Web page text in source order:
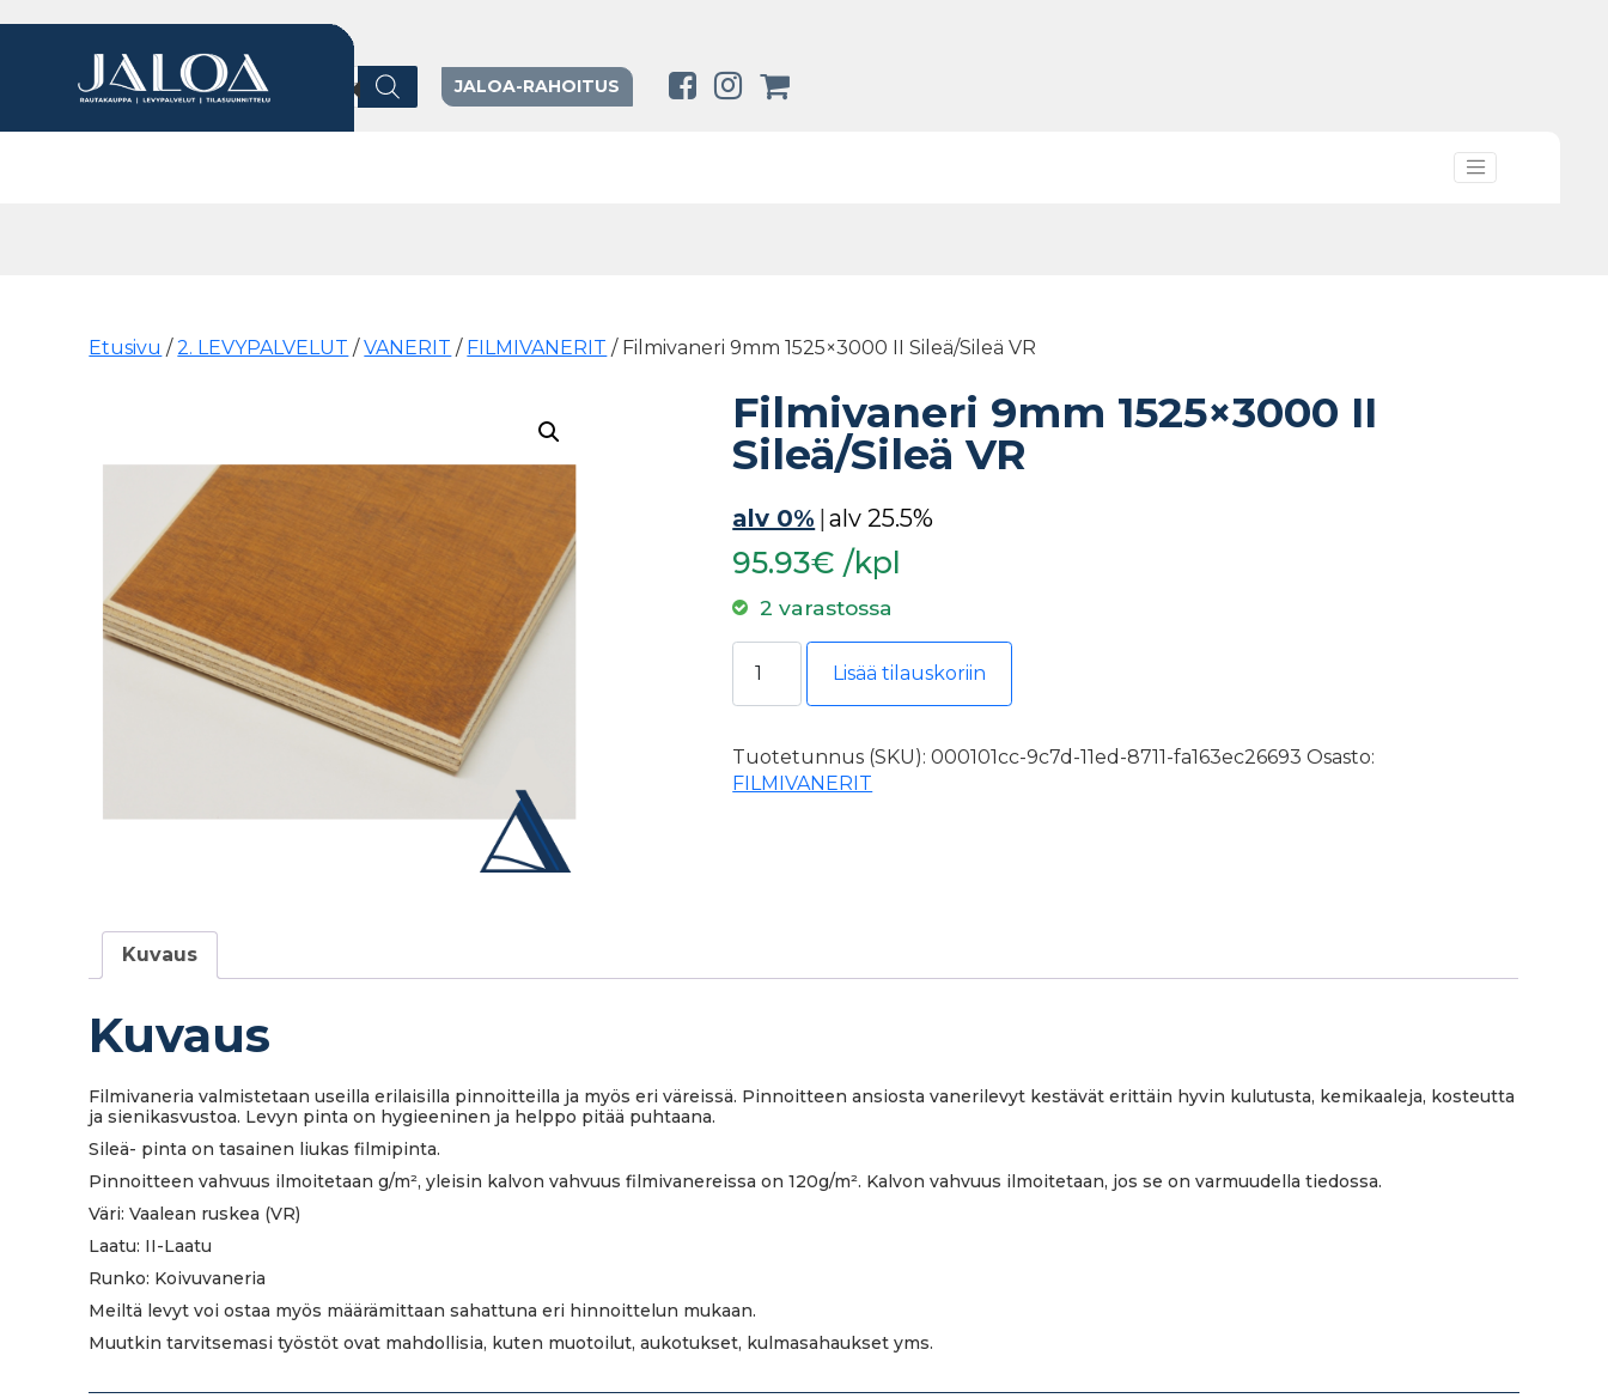
Products search
JALOA-RAHOITUS
Etusivu /2. LEVYPALVELUT /VANERIT / FILMIVANERIT / Filmivaneri 9mm 1525×3000 II Sileä/Sileä VR
Filmivaneri 9mm 1525×3000 II
Sileä/Sileä VR
alv 0% |alv 25.5%
95.93€ /kpl
2 varastossa
Filmivaneri 9mm 1525x3000 II Sileä/Sileä VR määrä
Lisää tilauskoriin
Tuotetunnus (SKU):000101cc-9c7d-11ed-8711-fa163ec26693 Osasto:
FILMIVANERIT
Kuvaus
Kuvaus
Filmivaneria valmistetaan useilla erilaisilla pinnoitteilla ja myös eri väreissä. Pinnoitteen ansiosta vanerilevyt kestävät erittäin hyvin kulutusta, kemikaaleja, kosteutta
ja sienikasvustoa. Levyn pinta on hygieeninen ja helppo pitää puhtaana.
Sileä- pinta on tasainen liukas filmipinta.
Pinnoitteen vahvuus ilmoitetaan g/m², yleisin kalvon vahvuus filmivanereissa on 120g/m². Kalvon vahvuus ilmoitetaan, jos se on varmuudella tiedossa.
Väri: Vaalean ruskea (VR)
Laatu: II-Laatu
Runko: Koivuvaneria
Meiltä levyt voi ostaa myös määrämittaan sahattuna eri hinnoittelun mukaan.
Muutkin tarvitsemasi työstöt ovat mahdollisia, kuten muotoilut, aukotukset, kulmasahaukset yms.